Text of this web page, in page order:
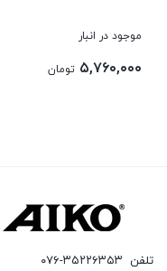
در انبار
تومان
تلفن ۰۷۶-۳۵۲۲۶۳۵۳